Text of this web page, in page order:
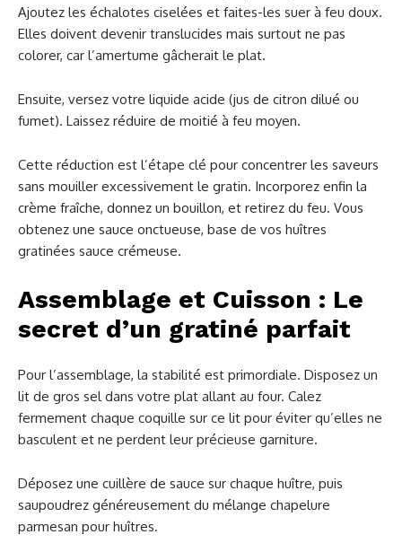
Ajoutez les échalotes ciselées et faites-les suer à feu doux.
Elles doivent devenir translucides mais surtout ne pas
colorer, car l’amertume gâcherait le plat.
Ensuite, versez votre liquide acide (jus de citron dilué ou
fumet). Laissez réduire de moitié à feu moyen.
Cette réduction est l’étape clé pour concentrer les saveurs
sans mouiller excessivement le gratin. Incorporez enfin la
crème fraîche, donnez un bouillon, et retirez du feu. Vous
obtenez une sauce onctueuse, base de vos huîtres
gratinées sauce crémeuse.
Assemblage et Cuisson : Le
secret d’un gratiné parfait
Pour l’assemblage, la stabilité est primordiale. Disposez un
lit de gros sel dans votre plat allant au four. Calez
fermement chaque coquille sur ce lit pour éviter qu’elles ne
basculent et ne perdent leur précieuse garniture.
Déposez une cuillère de sauce sur chaque huître, puis
saupoudrez généreusement du mélange chapelure
parmesan pour huîtres.